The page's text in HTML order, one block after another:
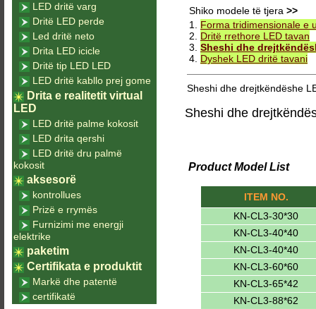
Shiko modele të tjera >>
1. Forma tridimensionale e
2. Dritë rrethore LED tavan
3. Sheshi dhe
4. Dyshek LED dritë tavani
Sheshi dhe drejtkëndëshe
Sheshi dhe
Product Model List
ITEM NO.
KN-CL3-30*30
KN-CL3-40*40
KN-CL3-40*40
KN-CL3-60*60
KN-CL3-65*42
KN-CL3-88*62
LED dritë varg
Dritë LED perde
Led dritë neto
Drita LED icicle
Dritë tip LED LED
LED dritë kabllo prej gome
Drita e realitetit virtual
LED
LED dritë palme kokosit
LED drita qershi
LED dritë dru palmë
kokosit
aksesorë
kontrollues
Prizë e rrymës
Furnizimi me energji
elektrike
paketim
Certifikata e produktit
Markë dhe patentë
certifikatë